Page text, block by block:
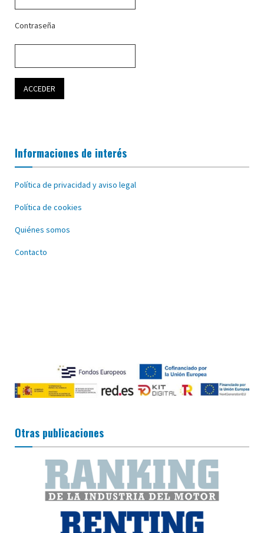
Contraseña
Informaciones de interés
Política de privacidad y aviso legal
Política de cookies
Quiénes somos
Contacto
Otras publicaciones